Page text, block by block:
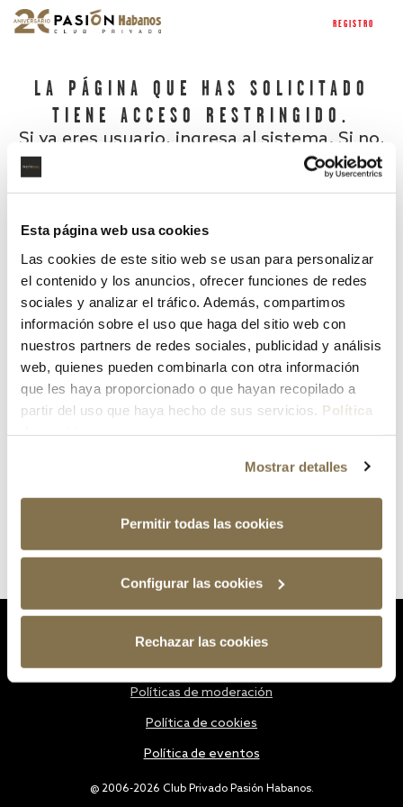
Esta página web usa cookies
Las cookies de este sitio web se usan para personalizar
el contenido y los anuncios, ofrecer funciones de redes
sociales y analizar el tráfico. Además, compartimos
información sobre el uso que haga del sitio web con
nuestros partners de redes sociales, publicidad y análisis
web, quienes pueden combinarla con otra información
que les haya proporcionado o que hayan recopilado a
partir del uso que haya hecho de sus servicios. Política
Mostrar detalles
Permitir todas las cookies
Configurar las cookies
Rechazar las cookies
REGISTRO
LA PÁGINA QUE HAS SOLICITADO
TIENE ACCESO RESTRINGIDO.
Si ya eres usuario, ingresa al sistema. Si no,
¿Has olvidado tu contraseña?
@ 2006-2026 Club Privado Pasión Habanos.
Políticas de moderación
Política de cookies
Política de eventos